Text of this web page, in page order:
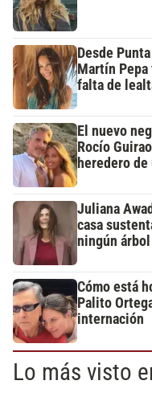
Desde
Martín
falta de
El nuevo
Rocío
heredero
Juliana
casa
ningún
Cómo está
Palito
internación
Lo más visto